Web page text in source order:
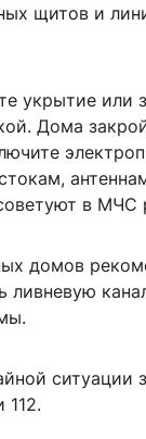
щитов и
укрытие или
Дома
в МЧС
домов
ливневую
ситуации
112.